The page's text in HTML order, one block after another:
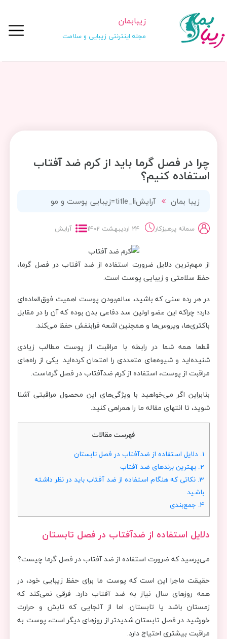
زیبابمان
مجله اینترنتی زیبایی و سلامت
چرا در فصل گرما باید از کرم ضد آفتاب
استفاده کنیم؟
زیبا بمان آرایشtitle_li= زیبایی پوست و مو
سمانه پرهیزکار 24 اردیبهشت 1402 آرایش
از مهم‌ترین دلایل ضرورت استفاده از ضد آفتاب در فصل گرما،
حفظ سلامتی و زیبایی پوست است.
در هر رده سنی که باشید، سالم‌بودن پوست اهمیت فوق‌العاده‌ای
دارد؛ چراکه این عضو اولین سد دفاعی بدن بوده که آن را در مقابل
باکتری‌ها، ویروس‌ها و همچنین اشعه فرابنفش حفظ می‌کند.
قطعا همه شما در رابطه با مراقبت از پوست مطالب زیادی
شنیده‌اید و شیوه‌های متعددی را امتحان کرده‌اید. یکی از راه‌های
مراقبت از پوست، استفاده از کرم ضدآفتاب در فصل گرماست.
بنابراین اگر می‌خواهید با ویژگی‌های این محصول مراقبتی آشنا
شوید، تا انتهای مقاله ما را همراهی کنید.
فهرست مقالات
1. دلایل استفاده از ضدآفتاب در فصل تابستان
2. بهترین برندهای ضد آفتاب
3. نکاتی که هنگام استفاده از ضد آفتاب باید در نظر داشته
باشید
4. جمع‌بندی
دلایل استفاده از ضدآفتاب در فصل تابستان
می‌پرسید که ضرورت استفاده از ضد آفتاب در فصل گرما چیست؟
حقیقت ماجرا این است که پوست ما برای حفظ زیبایی خود، در
همه روزهای سال نیاز به ضد آفتاب دارد. فرقی نمی‌کند که
زمستان باشد یا تابستان. اما از آنجایی که تابش و حرارت
خورشید در فصل تابستان شدیدتر از روزهای دیگر است، پوست به
مراقبت بیشتری احتیاج دارد.